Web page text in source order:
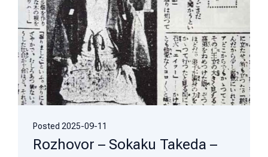
Posted 2025-09-11
Rozhovor – Sokaku Takeda –